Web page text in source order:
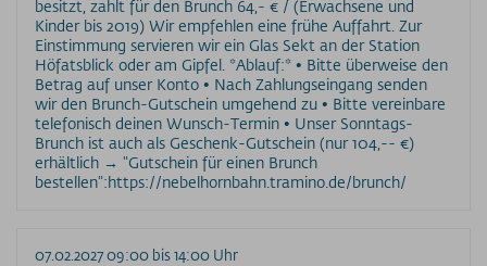
besitzt, zahlt für den Brunch 64,- € / (Erwachsene und
Kinder bis 2019) Wir empfehlen eine frühe Auffahrt. Zur
Einstimmung servieren wir ein Glas Sekt an der Station
Höfatsblick oder am Gipfel. *Ablauf:* • Bitte überweise den
Betrag auf unser Konto • Nach Zahlungseingang senden
wir den Brunch-Gutschein umgehend zu • Bitte vereinbare
telefonisch deinen Wunsch-Termin • Unser Sonntags-
Brunch ist auch als Geschenk-Gutschein (nur 104,-- €)
erhältlich → "Gutschein für einen Brunch
bestellen":https://nebelhornbahn.tramino.de/brunch/
07.02.2027 09:00 bis 14:00 Uhr